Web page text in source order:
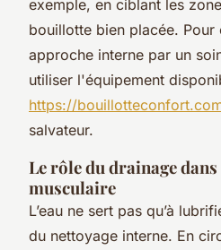
exemple, en ciblant les
bouillotte bien placée. Pour
approche interne par un
utiliser l'équipement
https://
salvateur.
Le rôle du drainage
musculaire
L’eau ne sert pas qu’à
du nettoyage interne. En